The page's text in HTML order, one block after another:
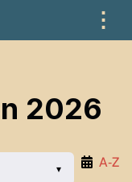
⋮
2026
A‑Z